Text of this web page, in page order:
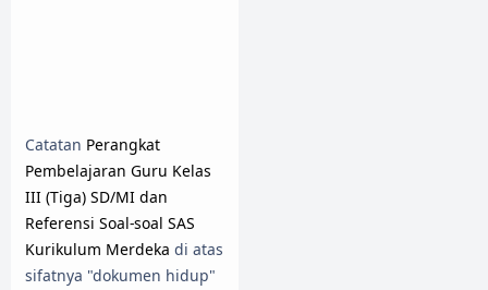
Catatan Perangkat
Pembelajaran Guru Kelas
III (Tiga) SD/MI dan
Referensi Soal-soal SAS
Kurikulum Merdeka di atas
sifatnya "dokumen hidup"